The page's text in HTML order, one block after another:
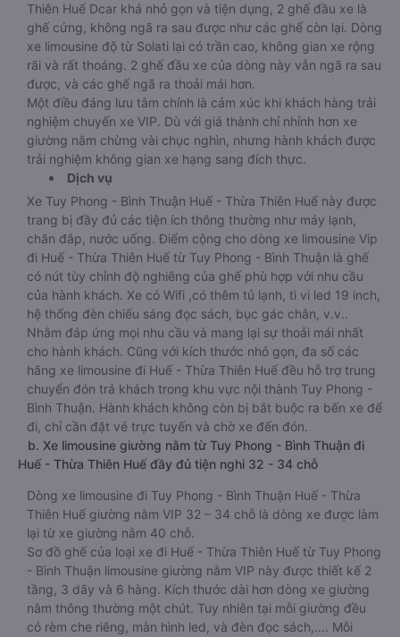
Thiên Huế Dcar khá nhỏ gọn và tiện dụng, 2 ghế đầu xe là
ghế cứng, không ngã ra sau được như các ghế còn lại. Dòng
xe limousine độ từ Solati lại có trần cao, không gian xe rộng
rãi và rất thoáng. 2 ghế đầu xe của dòng này vẫn ngã ra sau
được, và các ghế ngã ra thoải mái hơn.
Một điều đáng lưu tâm chính là cảm xúc khi khách hàng trải
nghiệm chuyến xe VIP. Dù với giá thành chỉ nhỉnh hơn xe
giường nằm chừng vài chục nghìn, nhưng hành khách được
trải nghiệm không gian xe hạng sang đích thực.
Dịch vụ
Xe Tuy Phong - Bình Thuận Huế - Thừa Thiên Huế này được
trang bị đầy đủ các tiện ích thông thường như máy lạnh,
chăn đắp, nước uống. Điểm cộng cho dòng xe limousine Vip
đi Huế - Thừa Thiên Huế từ Tuy Phong - Bình Thuận là ghế
có nút tùy chỉnh độ nghiêng của ghế phù hợp với nhu cầu
của hành khách. Xe có Wifi ,có thêm tủ lạnh, ti vi led 19 inch,
hệ thống đèn chiếu sáng đọc sách, bục gác chân, v.v..
Nhằm đáp ứng mọi nhu cầu và mang lại sự thoải mái nhất
cho hành khách. Cũng với kích thước nhỏ gọn, đa số các
hãng xe limousine đi Huế - Thừa Thiên Huế đều hỗ trợ trung
chuyển đón trả khách trong khu vực nội thành Tuy Phong -
Bình Thuận. Hành khách không còn bị bắt buộc ra bến xe để
đi, chỉ cần đặt vé trực tuyến và chờ xe đến đón.
b. Xe limousine giường nằm từ Tuy Phong - Bình Thuận đi
Huế - Thừa Thiên Huế đầy đủ tiện nghi 32 - 34 chỗ
Dòng xe limousine đi Tuy Phong - Bình Thuận Huế - Thừa
Thiên Huế giường nằm VIP 32 – 34 chỗ là dòng xe được làm
lại từ xe giường nằm 40 chỗ.
Sơ đồ ghế của loại xe đi Huế - Thừa Thiên Huế từ Tuy Phong
- Bình Thuận limousine giường nằm VIP này được thiết kế 2
tầng, 3 dãy và 6 hàng. Kích thước dài hơn dòng xe giường
nằm thông thường một chút. Tuy nhiên tại mỗi giường đều
có rèm che riêng, màn hình led, và đèn đọc sách,…. Mỗi